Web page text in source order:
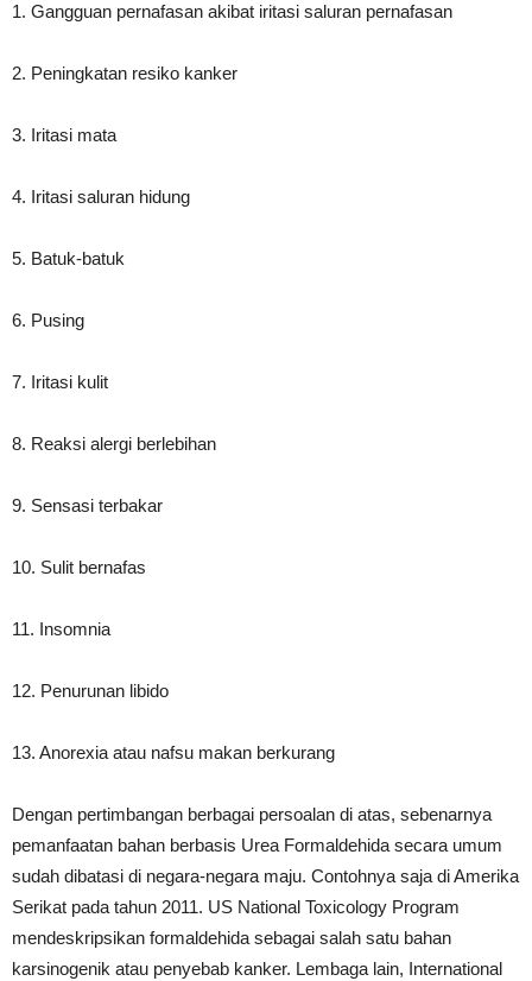
1. Gangguan pernafasan akibat iritasi saluran pernafasan
2. Peningkatan resiko kanker
3. Iritasi mata
4. Iritasi saluran hidung
5. Batuk-batuk
6. Pusing
7. Iritasi kulit
8. Reaksi alergi berlebihan
9. Sensasi terbakar
10. Sulit bernafas
11. Insomnia
12. Penurunan libido
13. Anorexia atau nafsu makan berkurang
Dengan pertimbangan berbagai persoalan di atas, sebenarnya
pemanfaatan bahan berbasis Urea Formaldehida secara umum
sudah dibatasi di negara-negara maju. Contohnya saja di Amerika
Serikat pada tahun 2011. US National Toxicology Program
mendeskripsikan formaldehida sebagai salah satu bahan
karsinogenik atau penyebab kanker. Lembaga lain, International